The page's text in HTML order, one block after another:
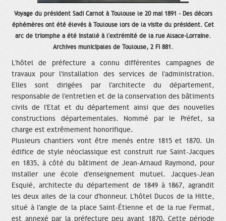
Voyage du président Sadi Carnot à Toulouse le 20 mai 1891 - Des décors
éphémères ont été élevés à Toulouse lors de la visite du président. Cet
arc de triomphe a été installé à l'extrémité de la rue Alsace-Lorraine.
Archives municipales de Toulouse, 2 Fi 881.
L'hôtel de préfecture a connu différentes campagnes de
travaux pour l'installation des services de l'administration.
Elles sont dirigées par l'architecte du département,
responsable de l'entretien et de la conservation des bâtiments
civils de l'Etat et du département ainsi que des nouvelles
constructions départementales. Nommé par le Préfet, sa
charge est extrêmement honorifique.
Plusieurs chantiers vont être menés entre 1815 et 1870. Un
édifice de style néoclassique est construit rue Saint-Jacques
en 1835, à côté du bâtiment de Jean-Arnaud Raymond, pour
installer une école d'enseignement mutuel. Jacques-Jean
Esquié, architecte du département de 1849 à 1867, agrandit
les deux ailes de la cour d'honneur. L'hôtel Ducos de la Hitte,
situé à l'angle de la place Saint-Étienne et de la rue Fermat,
est annexé par la préfecture peu avant 1870. Cette période